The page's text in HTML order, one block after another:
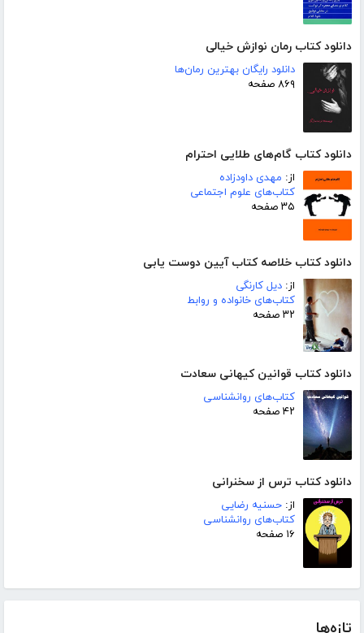
دانلود کتاب رمان نوازش خیالی
دانلود رایگان بهترین رمان‌ها
۸۶۹ صفحه
دانلود کتاب گام‌های طلایی احترام
از: مهدی داودزاده
کتاب‌های علوم اجتماعی
۳۵ صفحه
دانلود کتاب خلاصه کتاب آیین دوست یابی
از: دیل کارنگی
کتاب‌های خانواده و روابط
۳۲ صفحه
دانلود کتاب قوانین کیهانی سعادت
کتاب‌های روانشناسی
۴۲ صفحه
دانلود کتاب ترس از سخنرانی
از: حسنیه رضایی
کتاب‌های روانشناسی
۱۶ صفحه
تازه‌ها